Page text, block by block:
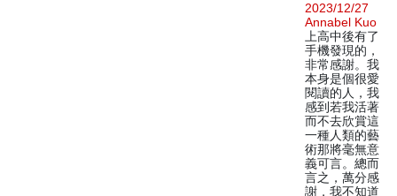
2023/12/27
Annabel Kuo
上高中後有了
手機發現的，
非常感謝。我
本身是個很愛
閱讀的人，我
感到若我活著
而不去欣賞這
一種人類的藝
術那將毫無意
義可言。總而
言之，萬分感
謝，我不知道